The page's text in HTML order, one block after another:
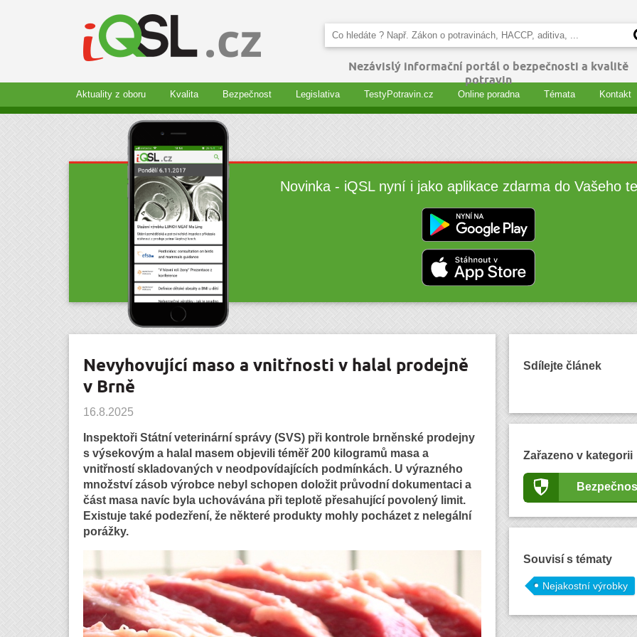
Nezávislý informační portál o bezpečnosti a kvalitě
potravin
Aktuality z oboru Kvalita Bezpečnost Legislativa TestyPotravin.cz Online poradna Témata Kontakt
Novinka - iQSL nyní i jako aplikace zdarma do Vašeho
Nevyhovující maso a vnitřnosti v halal prodejně
v Brně
16.8.2025
Inspektoři Státní veterinární správy (SVS) při kontrole brněnské prodejny
s výsekovým a halal masem objevili téměř 200 kilogramů masa a
vnitřností skladovaných v neodpovídajících podmínkách. U výrazného
množství zásob výrobce nebyl schopen doložit průvodní dokumentaci a
část masa navíc byla uchovávána při teplotě přesahující povolený limit.
Existuje také podezření, že některé produkty mohly pocházet z nelegální
porážky.
Sdílejte článek
Zařazeno v kategorii
Souvisí s tématy
Nejakostní výrobky